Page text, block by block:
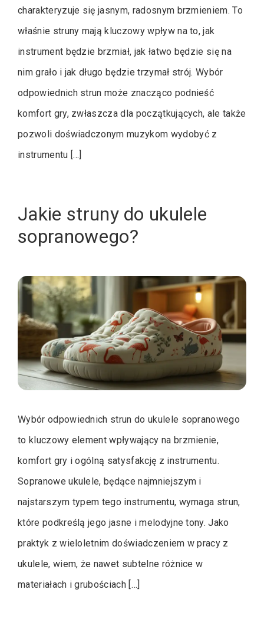
charakteryzuje się jasnym, radosnym brzmieniem. To
właśnie struny mają kluczowy wpływ na to, jak
instrument będzie brzmiał, jak łatwo będzie się na
nim grało i jak długo będzie trzymał strój. Wybór
odpowiednich strun może znacząco podnieść
komfort gry, zwłaszcza dla początkujących, ale także
pozwoli doświadczonym muzykom wydobyć z
instrumentu […]
Jakie struny do ukulele
sopranowego?
Wybór odpowiednich strun do ukulele sopranowego
to kluczowy element wpływający na brzmienie,
komfort gry i ogólną satysfakcję z instrumentu.
Sopranowe ukulele, będące najmniejszym i
najstarszym typem tego instrumentu, wymaga strun,
które podkreślą jego jasne i melodyjne tony. Jako
praktyk z wieloletnim doświadczeniem w pracy z
ukulele, wiem, że nawet subtelne różnice w
materiałach i grubościach […]